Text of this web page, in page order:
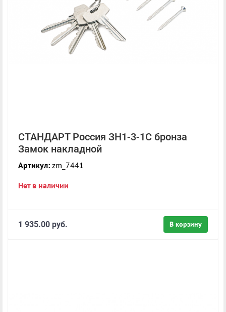
СТАНДАРТ Россия ЗН1-3-1С бронза
Замок накладной
Артикул: zm_7441
Нет в наличии
В корзину
1 935.00 руб.